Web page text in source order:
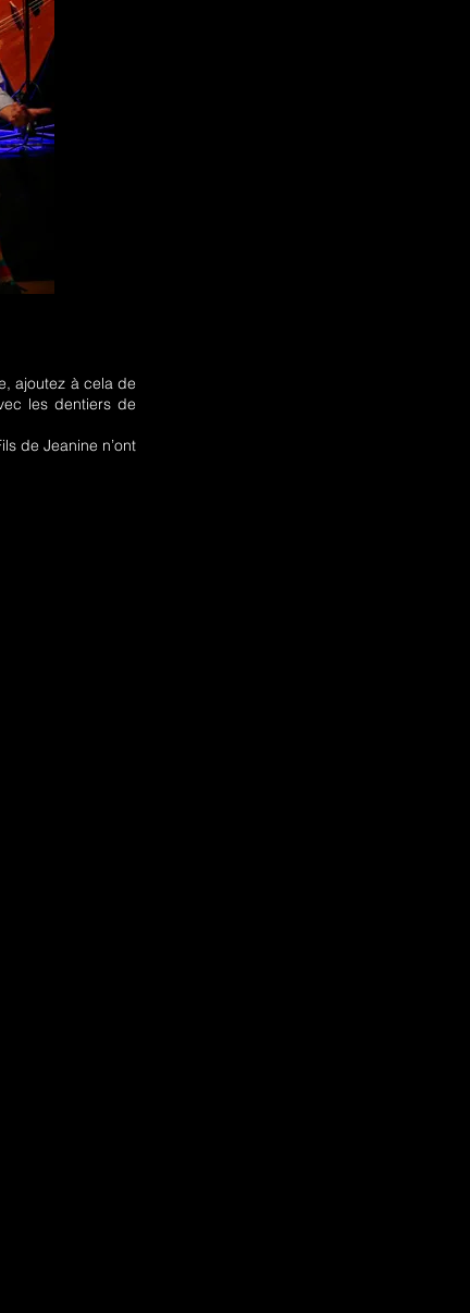
ajoutez à cela de
les dentiers de
de Jeanine n’ont